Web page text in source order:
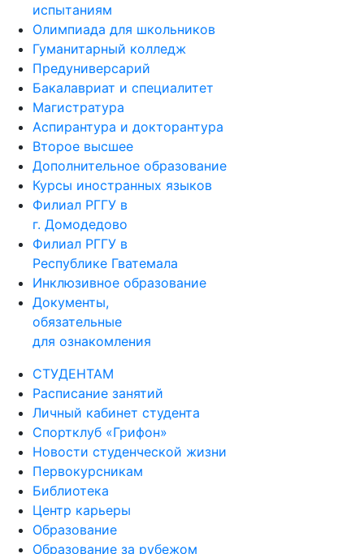
испытаниям
Олимпиада для школьников
Гуманитарный колледж
Предуниверсарий
Бакалавриат и специалитет
Магистратура
Аспирантура и докторантура
Второе высшее
Дополнительное образование
Курсы иностранных языков
Филиал РГГУ в
г. Домодедово
Филиал РГГУ в
Республике Гватемала
Инклюзивное образование
Документы,
обязательные
для ознакомления
СТУДЕНТАМ
Расписание занятий
Личный кабинет студента
Спортклуб «Грифон»
Новости студенческой жизни
Первокурсникам
Библиотека
Центр карьеры
Образование
Образование за рубежом